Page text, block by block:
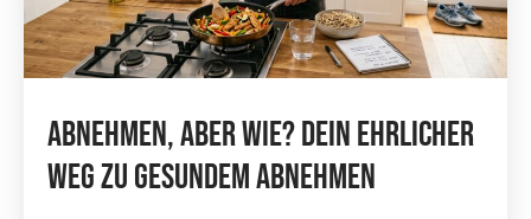
Abnehmen, Aber Wie? Dein Ehrlicher
Weg Zu Gesundem Abnehmen